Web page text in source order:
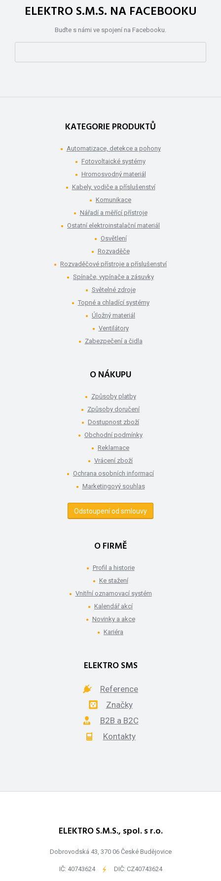
ELEKTRO S.M.S. NA FACEBOOKU
Buďte s námi ve spojení na Facebooku.
KATEGORIE PRODUKTŮ
Automatizace, detekce a pohony
Fotovoltaické systémy
Hromosvodný materiál
Kabely, vodiče a příslušenství
Komunikace
Nářadí a měřící přístroje
Ostatní elektroinstalační materiál
Osvětlení
Rozvaděče
Rozvaděčové přístroje a příslušenství
Spínače, vypínače a zásuvky
Světelné zdroje
Topné a chladící systémy
Úložný materiál
Ventilátory
Zabezpečení a čidla
O NÁKUPU
Způsoby platby
Způsoby doručení
Dostupnost zboží
Obchodní podmínky
Reklamace
Vrácení zboží
Ochrana osobních informací
Marketingový souhlas
Odstoupení od smlouvy
O FIRMĚ
Profil a historie
Ke stažení
Vnitřní oznamovací systém
Kalendář akcí
Novinky a akce
Kariéra
ELEKTRO SMS
Reference
Značky
B2B a B2C
Kontakty
ELEKTRO S.M.S., spol. s r.o.
Dobrovodská 43, 370 06 České Budějovice
IČ: 40743624 - DIČ: CZ40743624